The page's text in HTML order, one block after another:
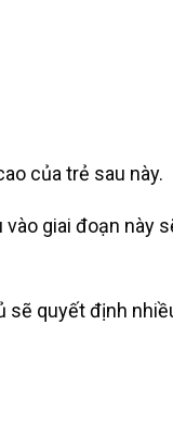
của trẻ sau này.
giai đoạn này
quyết định